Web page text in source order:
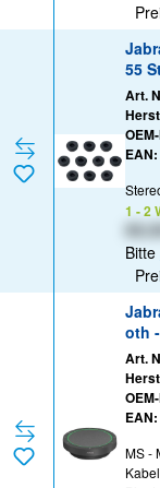
55
Art.
EAN:
1 - 2
Bitte
oth
Art.
EAN:
MS -